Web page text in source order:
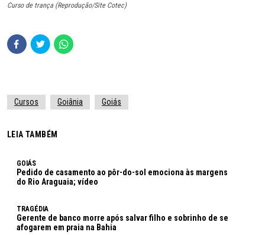
Curso de trança (Reprodução/Site Cotec)
Cursos Goiânia Goiás
LEIA TAMBÉM
GOIÁS
Pedido de casamento ao pôr-do-sol emociona às margens
do Rio Araguaia; vídeo
TRAGÉDIA
Gerente de banco morre após salvar filho e sobrinho de se
afogarem em praia na Bahia